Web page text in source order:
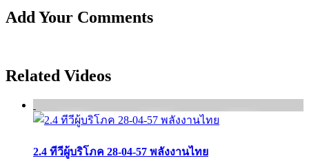
Add Your Comments
Related Videos
2.4 ทีวีผู้บริโภค 28-04-57 พลังงานไทย